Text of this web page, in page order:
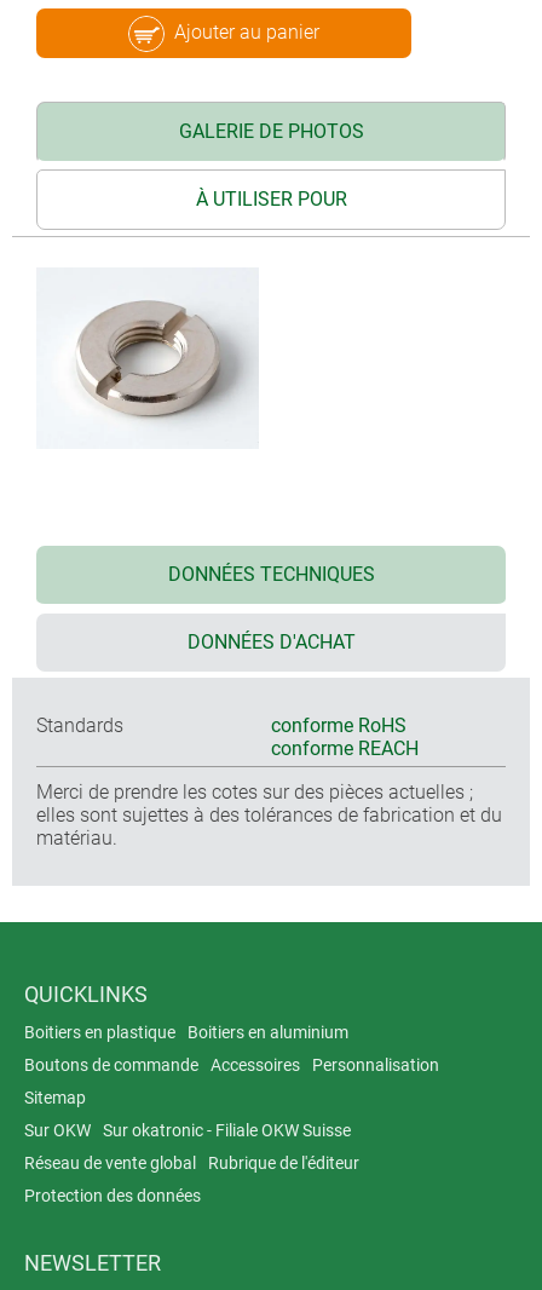
Ajouter au panier
GALERIE DE PHOTOS
À UTILISER POUR
DONNÉES TECHNIQUES
DONNÉES D'ACHAT
Standards
conforme RoHS
conforme REACH
Merci de prendre les cotes sur des pièces actuelles ;
elles sont sujettes à des tolérances de fabrication et du
matériau.
QUICKLINKS
Boitiers en plastique
Boitiers en aluminium
Boutons de commande
Accessoires
Personnalisation
Sitemap
Sur OKW
Sur okatronic - Filiale OKW Suisse
Réseau de vente global
Rubrique de l'éditeur
Protection des données
NEWSLETTER